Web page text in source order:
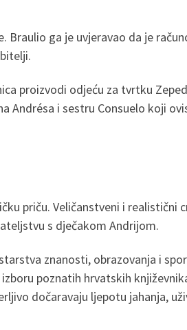
Braulio ga je uvjeravao da je
proizvodi odjeću za tvrtku
i sestru Consuelo koji
priču. Veličanstveni i realistični
s dječakom Andrijom.
znanosti, obrazovanja i
poznatih hrvatskih
dočaravaju ljepotu jahanja,